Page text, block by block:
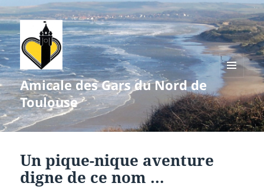
Amicale des Gars du Nord de
Toulouse
MENU
WIDGETS
Un pique-nique aventure
digne de ce nom …